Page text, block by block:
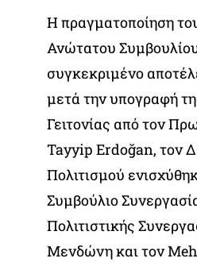
Η πραγματοποίηση
Ανώτατου
συγκεκριμένο
μετά την υπογραφή
Γειτονίας από τον
Tayyip Erdoğan, τον
Πολιτισμού
Συμβούλιο
Πολιτιστικής
Μενδώνη και τον